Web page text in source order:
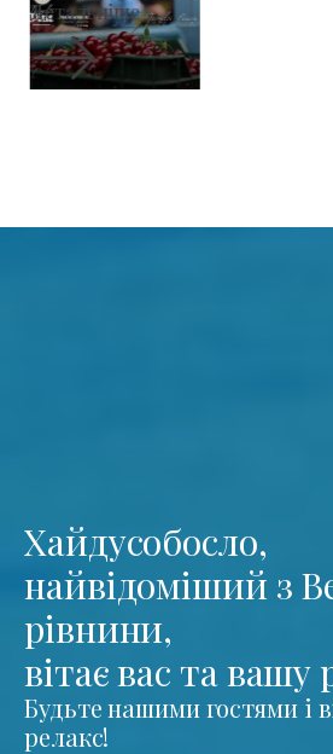
Детальніше
Хайдусобосло,
найвідоміший з
рівнини,
вітає вас та вашу
Будьте нашими гостями і
релакс!